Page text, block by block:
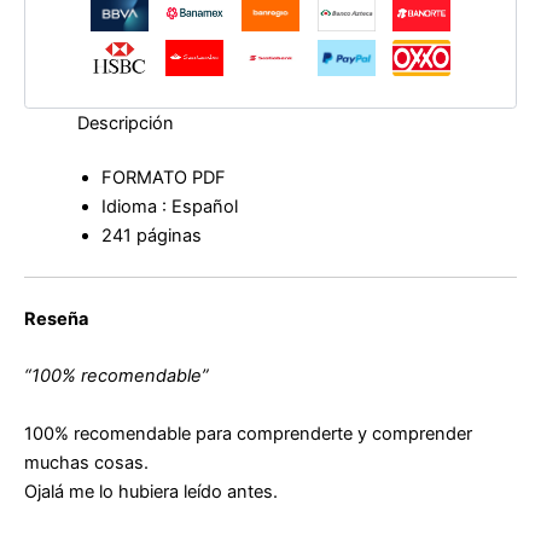
Descripción
FORMATO PDF
Idioma : Español
241 páginas
Reseña
“100% recomendable”
100% recomendable para comprenderte y comprender
muchas cosas.
Ojalá me lo hubiera leído antes.